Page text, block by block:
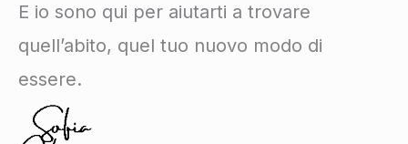
E io sono qui per aiutarti a trovare
quell’abito, quel tuo nuovo modo di
essere.